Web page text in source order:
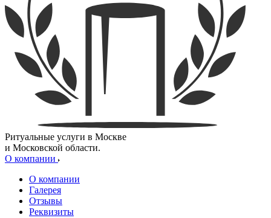
Ритуальные услуги в Москве
и Московской области.
О компании
О компании
Галерея
Отзывы
Реквизиты